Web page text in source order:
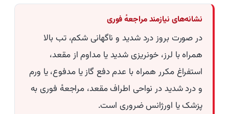
نشانه‌های نیازمند مراجعهٔ فوری
در صورت بروز درد شدید و ناگهانی شکم، تب بالا
همراه با لرز، خونریزی شدید یا مداوم از مقعد،
استفراغ مکرر همراه با عدم دفع گاز یا مدفوع، یا ورم
و درد شدید در نواحی اطراف مقعد، مراجعهٔ فوری به
پزشک یا اورژانس ضروری است.